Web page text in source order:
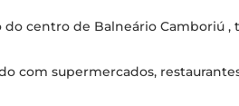
centro de Balneário Camboriú
com supermercados,